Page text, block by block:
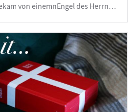
von einemnEngel des Herrn…